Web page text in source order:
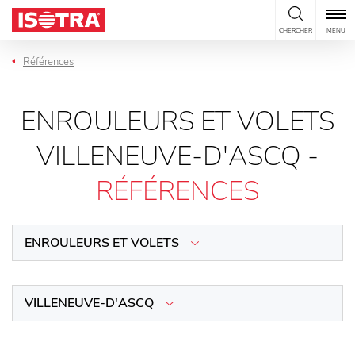
Passer au contenu
CHERCHER MENU
Références
ENROULEURS ET VOLETS
VILLENEUVE-D'ASCQ -
RÉFÉRENCES
ENROULEURS ET VOLETS
VILLENEUVE-D'ASCQ